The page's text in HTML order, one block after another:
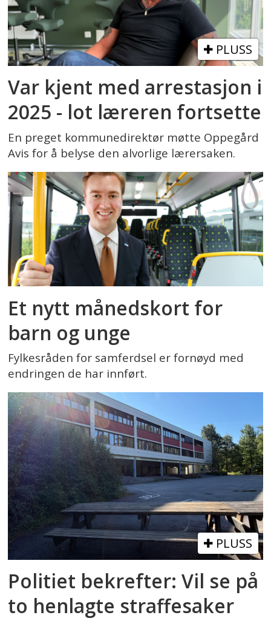
PLUSS
Var kjent med arrestasjon i
2025 - lot læreren fortsette
En preget kommunedirektør møtte Oppegård
Avis for å belyse den alvorlige lærersaken.
Et nytt månedskort for
barn og unge
Fylkesråden for samferdsel er fornøyd med
endringen de har innført.
PLUSS
Politiet bekrefter: Vil se på
to henlagte straffesaker